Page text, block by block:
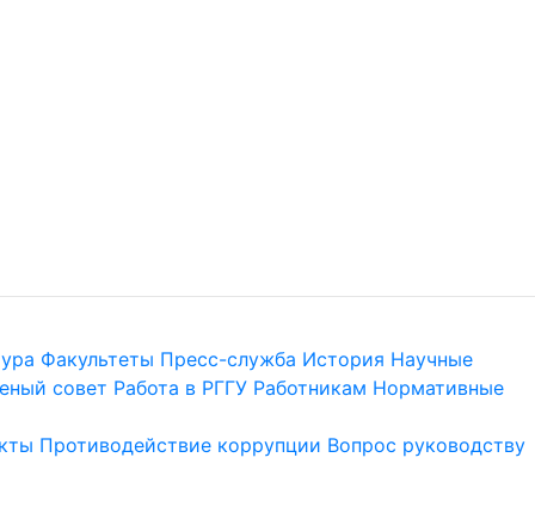
Факультеты Пресс-служба История Научные
совет Работа в РГГУ Работникам Нормативные
Противодействие коррупции Вопрос руководству